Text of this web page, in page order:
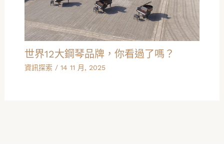
世界12大鋼琴品牌，你看過了嗎？
資訊探索 / 14 11 月, 2025